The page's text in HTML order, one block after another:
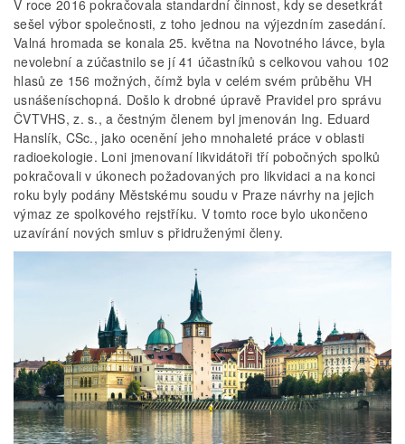
V roce 2016 pokračovala standardní činnost, kdy se desetkrát
sešel výbor společnosti, z toho jednou na výjezdním zasedání.
Valná hromada se konala 25. května na Novotného lávce, byla
nevolební a zúčastnilo se jí 41 účastníků s celkovou vahou 102
hlasů ze 156 možných, čímž byla v celém svém průběhu VH
usnášeníschopná. Došlo k drobné úpravě Pravidel pro správu
ČVTVHS, z. s., a čestným členem byl jmenován Ing. Eduard
Hanslík, CSc., jako ocenění jeho mnohaleté práce v oblasti
radioekologie. Loni jmenovaní likvidátoři tří pobočných spolků
pokračovali v úkonech požadovaných pro likvidaci a na konci
roku byly podány Městskému soudu v Praze návrhy na jejich
výmaz ze spolkového rejstříku. V tomto roce bylo ukončeno
uzavírání nových smluv s přidruženými členy.